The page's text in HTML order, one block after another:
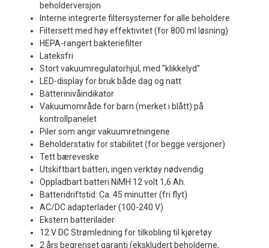
beholderversjon
Interne integrerte filtersystemer for alle beholdere
Filtersett med høy effektivitet (for 800 ml løsning)
HEPA-rangert bakteriefilter
Lateksfri
Stort vakuumregulatorhjul, med "klikkelyd"
LED-display for bruk både dag og natt
Batterinivåindikator
Vakuumområde for barn (merket i blått) på
kontrollpanelet
Piler som angir vakuumretningene
Beholderstativ for stabilitet (for begge versjoner)
Tett bæreveske
Utskiftbart batteri, ingen verktøy nødvendig
Oppladbart batteri NiMH 12 volt 1,6 Ah.
Batteridriftstid: Ca. 45 minutter (fri flyt)
AC/DC adapterlader (100-240 V)
Ekstern batterilader
12 V DC Strømledning for tilkobling til kjøretøy
2 års begrenset garanti (ekskludert beholderne,